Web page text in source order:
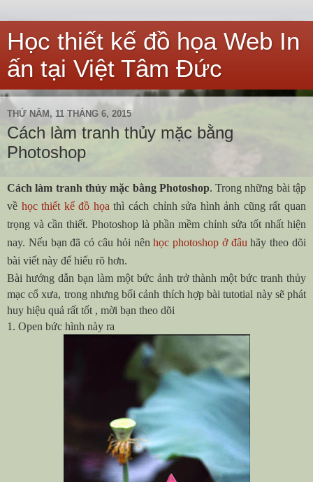
Học thiết kế đồ họa Web In
ấn tại Việt Tâm Đức
THỨ NĂM, 11 THÁNG 6, 2015
Cách làm tranh thủy mặc bằng
Photoshop
Cách làm tranh thủy mặc bằng Photoshop. Trong những bài tập
về học thiết kế đồ họa thì cách chỉnh sửa hình ảnh cũng rất quan
trọng và cần thiết. Photoshop là phần mềm chỉnh sửa tốt nhất hiện
nay. Nếu bạn đã có câu hỏi nênhọc photoshop ở đâu hãy theo dõi
bài viết này để hiểu rõ hơn.
Bài hướng dẫn bạn làm một bức ảnh trở thành một bức tranh thủy
mạc cổ xưa, trong nhưng bối cảnh thích hợp bài tutotial này sẽ phát
huy hiệu quả rất tốt , mời bạn theo dõi
1. Open bức hình này ra